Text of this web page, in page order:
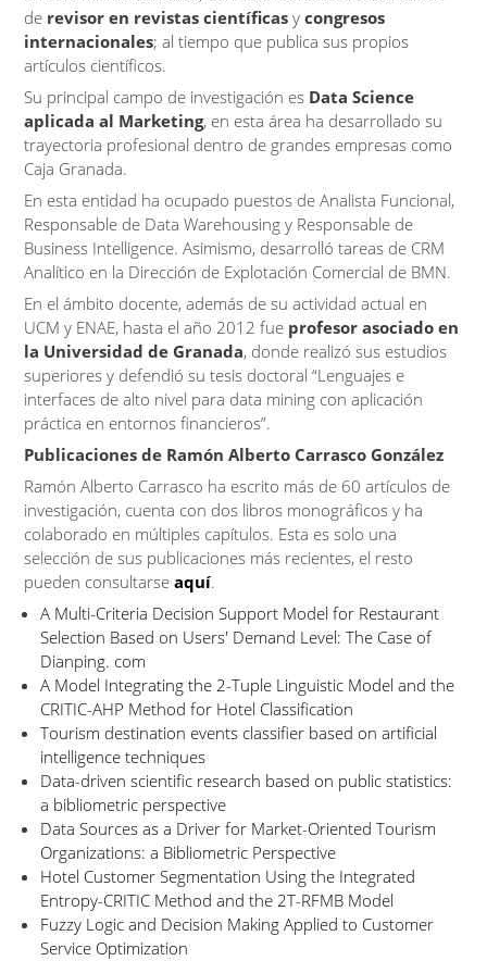
de revisor en revistas científicas ycongresos
internacionales; al tiempo que publica sus propios
artículos científicos.
Su principal campo de investigación es Data Science
aplicada al Marketing, en esta área ha desarrollado su
trayectoria profesional dentro de grandes empresas como
Caja Granada.
En esta entidad ha ocupado puestos de Analista Funcional,
Responsable de Data Warehousing y Responsable de
Business Intelligence. Asimismo, desarrolló tareas de CRM
Analítico en la Dirección de Explotación Comercial de BMN.
En el ámbito docente, además de su actividad actual en
UCM y ENAE, hasta el año 2012 fue profesor asociado en
la Universidad de Granada, donde realizó sus estudios
superiores y defendió su tesis doctoral “Lenguajes e
interfaces de alto nivel para data mining con aplicación
práctica en entornos financieros”.
Publicaciones de Ramón Alberto Carrasco González
Ramón Alberto Carrasco ha escrito más de 60 artículos de
investigación, cuenta con dos libros monográficos y ha
colaborado en múltiples capítulos. Esta es solo una
selección de sus publicaciones más recientes, el resto
pueden consultarseaquí.
A Multi-Criteria Decision Support Model for Restaurant
Selection Based on Users' Demand Level: The Case of
Dianping. com
A Model Integrating the 2-Tuple Linguistic Model and the
CRITIC-AHP Method for Hotel Classification
Tourism destination events classifier based on artificial
intelligence techniques
Data-driven scientific research based on public statistics:
a bibliometric perspective
Data Sources as a Driver for Market-Oriented Tourism
Organizations: a Bibliometric Perspective
Hotel Customer Segmentation Using the Integrated
Entropy-CRITIC Method and the 2T-RFMB Model
Fuzzy Logic and Decision Making Applied to Customer
Service Optimization